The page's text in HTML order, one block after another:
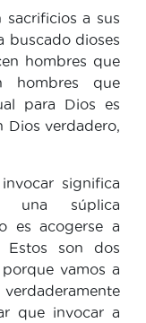
sacrificios a sus
buscado dioses
hombres que
hombres que
para Dios es
Dios verdadero,
significa
una súplica
es acogerse a
son dos
vamos a
que invocar a